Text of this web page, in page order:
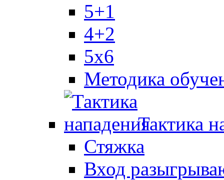
5+1
4+2
5x6
Методика
Тактика
Стяжка
Вход